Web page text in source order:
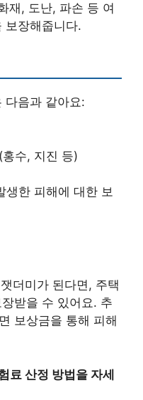
재, 도난, 파손 등 여
보장해줍니다.
다음과 같아요:
수, 지진 등)
생한 피해에 대한 보
더미가 된다면, 주택
받을 수 있어요. 추
보상금을 통해 피해
료 산정 방법을 자세